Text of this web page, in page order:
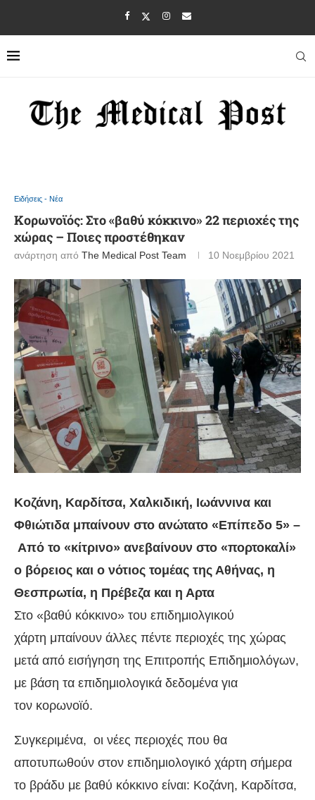
Ειδήσεις - Νέα
Κορωνοϊός: Στο «βαθύ κόκκινο» 22 περιοχές της
χώρας – Ποιες προστέθηκαν
ανάρτηση από The Medical Post Team 10 Νοεμβρίου 2021
Κοζάνη, Καρδίτσα, Χαλκιδική, Ιωάννινα και
Φθιώτιδα μπαίνουν στο ανώτατο «Επίπεδο 5» –
Από το «κίτρινο» ανεβαίνουν στο «πορτοκαλί»
ο βόρειος και ο νότιος τομέας της Αθήνας, η
Θεσπρωτία, η Πρέβεζα και η Αρτα
Στο «βαθύ κόκκινο» του επιδημιολγικού
χάρτη μπαίνουν άλλες πέντε περιοχές της χώρας
μετά από εισήγηση της Επιτροπής Επιδημιολόγων,
με βάση τα επιδημιολογικά δεδομένα για
τον κορωνοϊό.
Συγκεριμένα, οι νέες περιοχές που θα
αποτυπωθούν στον επιδημιολογικό χάρτη σήμερα
το βράδυ με βαθύ κόκκινο είναι: Κοζάνη, Καρδίτσα,